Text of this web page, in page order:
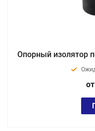
Опорный изолятор